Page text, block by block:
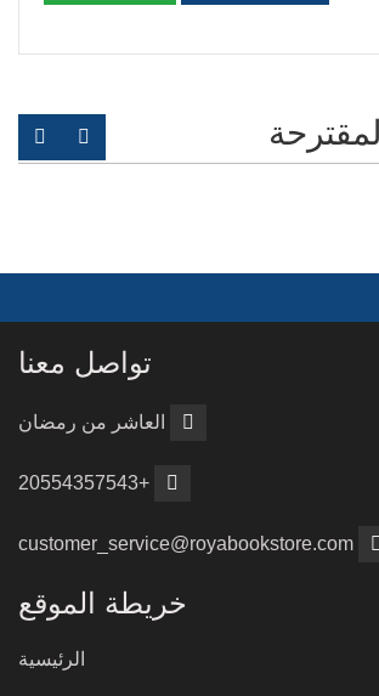
تواصل معنا
العاشر من رمضان
+20554357543
customer_service@royabookstore.com
خريطة الموقع
الرئيسية